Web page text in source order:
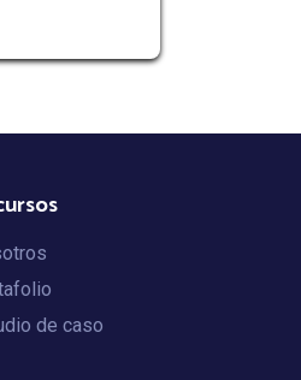
de caso